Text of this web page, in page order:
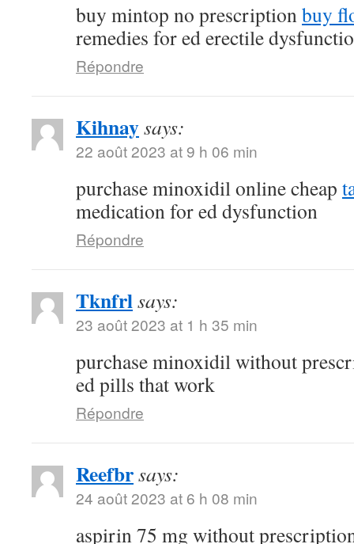
buy mintop no prescriptionbuy
remedies for ed erectile
Répondre
Kihnaysays:
22 août 2023 at 9 h 06 min
purchase minoxidil online cheap
medication for ed dysfunction
Répondre
Tknfrlsays:
23 août 2023 at 1 h 35 min
purchase minoxidil without
ed pills that work
Répondre
Reefbrsays:
24 août 2023 at 6 h 08 min
aspirin 75 mg without